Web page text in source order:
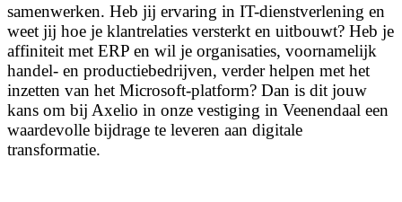
samenwerken. Heb jij ervaring in IT-dienstverlening en
weet jij hoe je klantrelaties versterkt en uitbouwt? Heb je
affiniteit met ERP en wil je organisaties, voornamelijk
handel- en productiebedrijven, verder helpen met het
inzetten van het Microsoft-platform? Dan is dit jouw
kans om bij Axelio in onze vestiging in Veenendaal een
waardevolle bijdrage te leveren aan digitale
transformatie.